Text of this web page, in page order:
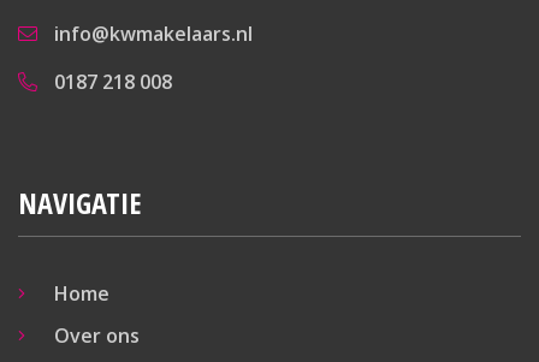
info@kwmakelaars.nl
0187 218 008
NAVIGATIE
Home
Over ons